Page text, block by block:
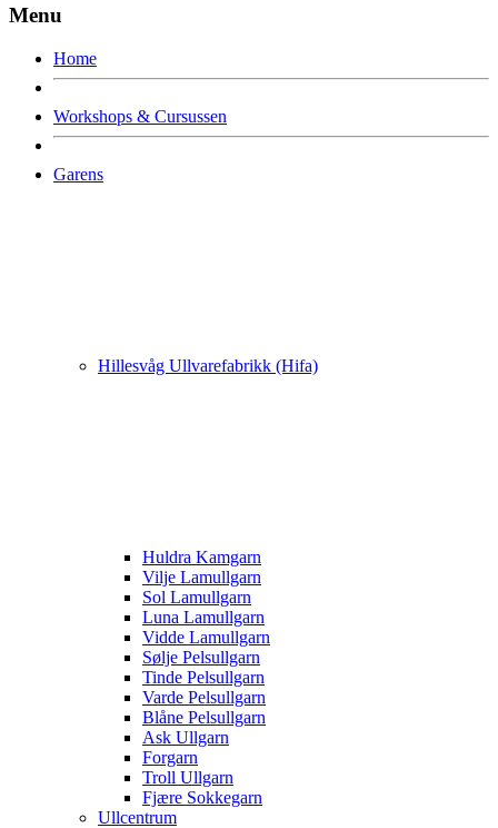
Menu
Home
Workshops & Cursussen
Garens
Hillesvåg Ullvarefabrikk (Hifa)
Huldra Kamgarn
Vilje Lamullgarn
Sol Lamullgarn
Luna Lamullgarn
Vidde Lamullgarn
Sølje Pelsullgarn
Tinde Pelsullgarn
Varde Pelsullgarn
Blåne Pelsullgarn
Ask Ullgarn
Forgarn
Troll Ullgarn
Fjære Sokkegarn
Ullcentrum